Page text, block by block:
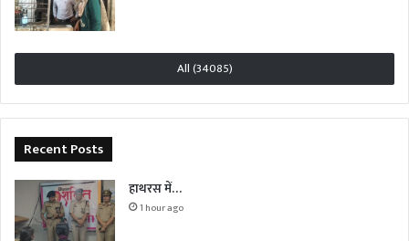
All (34085)
Recent Posts
हाथरस में…
1 hour ago